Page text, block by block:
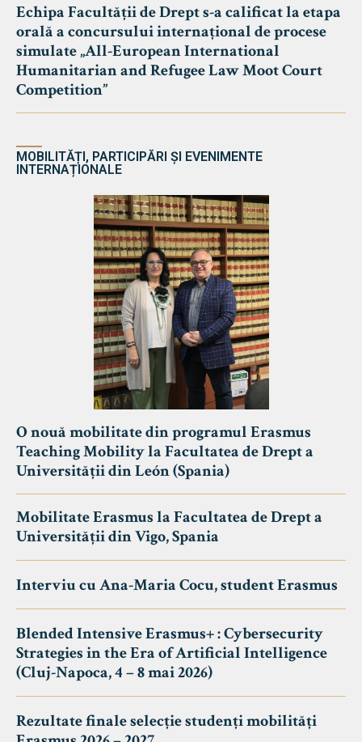
Echipa Facultății de Drept s-a calificat la etapa
orală a concursului internațional de procese
simulate „All-European International
Humanitarian and Refugee Law Moot Court
Competition”
MOBILITĂȚI, PARTICIPĂRI ȘI EVENIMENTE
INTERNAȚIONALE
O nouă mobilitate din programul Erasmus
Teaching Mobility la Facultatea de Drept a
Universității din León (Spania)
Mobilitate Erasmus la Facultatea de Drept a
Universității din Vigo, Spania
Interviu cu Ana-Maria Cocu, student Erasmus
Blended Intensive Erasmus+ : Cybersecurity
Strategies in the Era of Artificial Intelligence
(Cluj-Napoca, 4 – 8 mai 2026)
Rezultate finale selecție studenți mobilități